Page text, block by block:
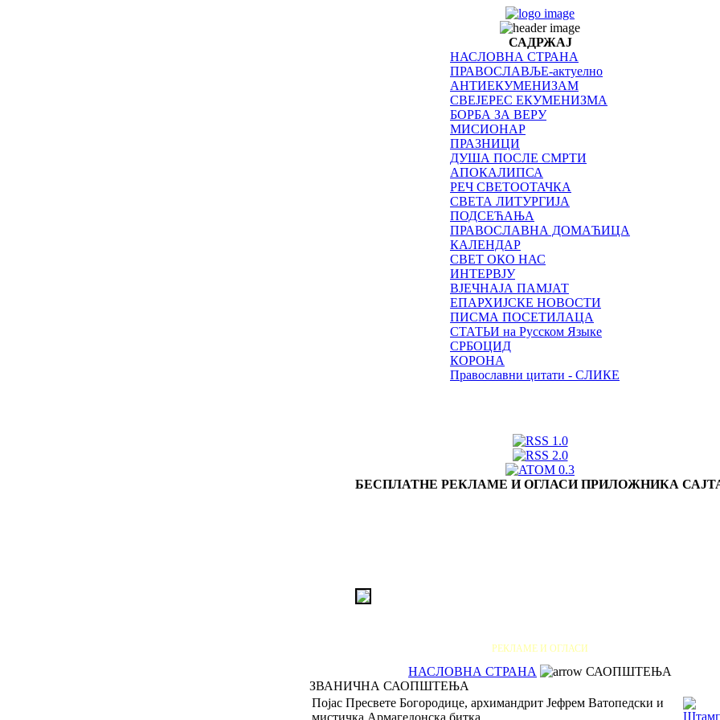
САДРЖАЈ
НАСЛОВНА СТРАНА
ПРАВОСЛАВЉЕ-актуелно
АНТИЕКУМЕНИЗАМ
СВЕЈЕРЕС ЕКУМЕНИЗМА
БОРБА ЗА ВЕРУ
МИСИОНАР
ПРАЗНИЦИ
ДУША ПОСЛЕ СМРТИ
АПОКАЛИПСА
РЕЧ СВЕТООТАЧКА
СВЕТА ЛИТУРГИЈА
ПОДСЕЋАЊА
ПРАВОСЛАВНА ДОМАЋИЦА
КАЛЕНДАР
СВЕТ ОКО НАС
ИНТЕРВЈУ
ВЈЕЧНАЈА ПАМЈАТ
ЕПАРХИЈСКЕ НОВОСТИ
ПИСМА ПОСЕТИЛАЦА
СТАТЬИ на Русском Языке
СРБОЦИД
КОРОНА
Православни цитати - СЛИКЕ
БЕСПЛАТНЕ РЕКЛАМЕ И ОГЛАСИ ПРИЛОЖНИКА
РЕКЛАМЕ И ОГЛАСИ
НАСЛОВНА СТРАНА
САОПШТЕЊА
ЗВАНИЧНА САОПШТЕЊА
Појас Пресвете Богородице, архимандрит Јефрем Ватопедски и
мистичка Армагедонска битка